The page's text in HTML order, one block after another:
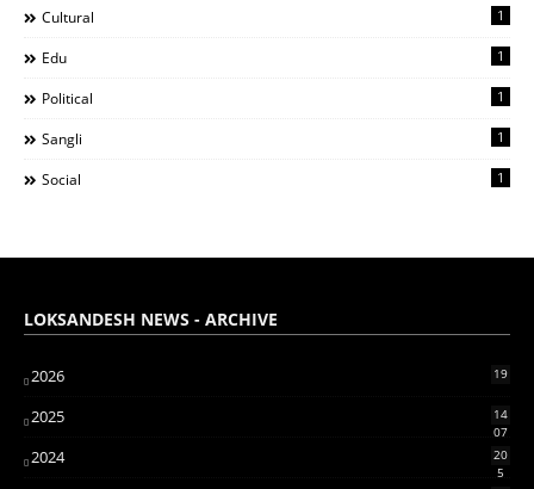
Cultural 1
Edu 1
Political 1
Sangli 1
Social 1
LOKSANDESH NEWS - ARCHIVE
2026 19
2025
14
07
2024
20
5